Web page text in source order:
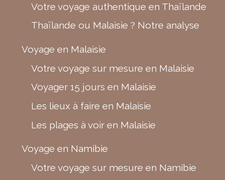
Votre voyage authentique en Thaïlande
Thaïlande ou Malaisie ? Notre analyse
Voyage en Malaisie
Votre voyage sur mesure en Malaisie
Voyager 15 jours en Malaisie
Les lieux à faire en Malaisie
Les plages à voir en Malaisie
Voyage en Namibie
Votre voyage sur mesure en Namibie